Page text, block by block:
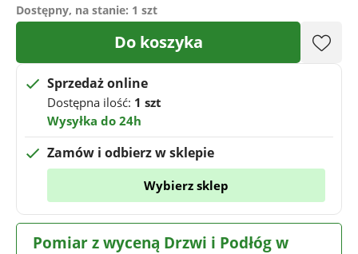
Dostępny, na stanie: 1 szt
Do koszyka
Sprzedaż online
Dostępna ilość: 1 szt
Wysyłka do 24h
Zamów i odbierz w sklepie
Wybierz sklep
Pomiar z wyceną Drzwi i Podłóg w